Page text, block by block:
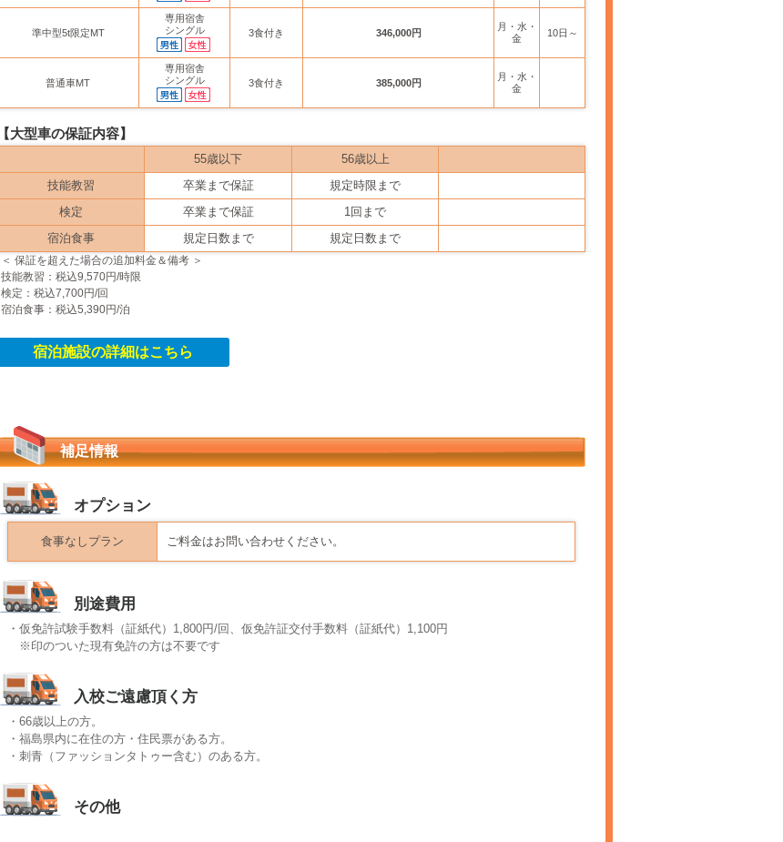
準中型5t限定MT
専用宿舎
シングル
3食付き 346,000円
月・水・
金
10日～
普通車MT
専用宿舎
シングル
3食付き 385,000円
月・水・
金
【大型車の保証内容】
55歳以下
56歳以上
技能教習
卒業まで保証
規定時限まで
検定
卒業まで保証
1回まで
宿泊食事
規定日数まで 規定日数まで
＜ 保証を超えた場合の追加料金＆備考 ＞
技能教習：税込9,570円/時限
検定：税込7,700円/回
宿泊食事：税込5,390円/泊
宿泊施設の詳細はこちら
補足情報
オプション
食事なしプラン ご料金はお問い合わせください。
別途費用
・仮免許試験手数料（証紙代）1,800円/回、仮免許証交付手数料（証紙代）1,100円
※印のついた現有免許の方は不要です
入校ご遠慮頂く方
・66歳以上の方。
・福島県内に在住の方・住民票がある方。
・刺青（ファッションタトゥー含む）のある方。
その他